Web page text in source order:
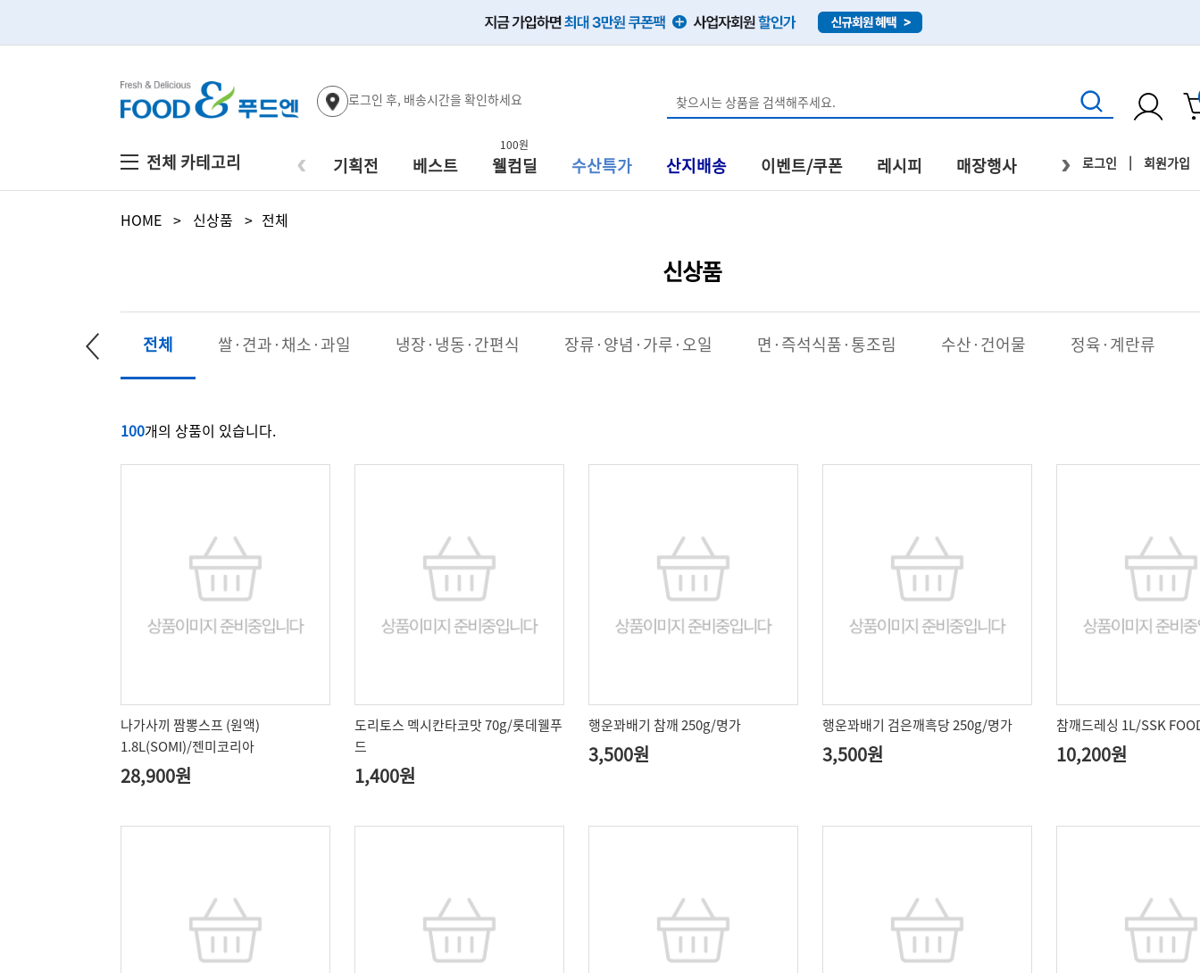
로그인 후, 배송시간을 확인하세요
전체 카테고리 ‹ 기획전 베스트
100원
웰컴딜 수산특가 산지배송 이벤트/쿠폰 레시피 매장행사 직배송
› 로그인 | 회원가입
HOME > 신상품 > 전체
신상품
선물세트 전체 쌀·견과·채소·과일 냉장·냉동·간편식 장류·양념·가루·오일 면·즉석식품·통조림 수산·건어물 정육·계란류
100개의 상품이 있습니다.
나가사끼 짬뽕스프 (원액)
1.8L(SOMI)/젠미코리아
28,900원
도리토스 멕시칸타코맛 70g/롯데웰푸
드
1,400원
행운꽈배기 참깨 250g/명가
3,500원
행운꽈배기 검은깨흑당 250g/명가
3,500원
참깨드레싱 1L/SSK
10,200원